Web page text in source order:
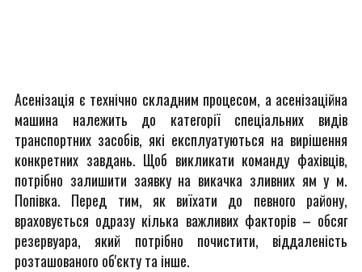
Асенізація є технічно складним процесом, а асенізаційна
машина належить до категорії спеціальних видів
транспортних засобів, які експлуатуються на вирішення
конкретних завдань. Щоб викликати команду фахівців,
потрібно залишити заявку на викачка зливних ям у м.
Попівка. Перед тим, як виїхати до певного району,
враховується одразу кілька важливих факторів – обсяг
резервуара, який потрібно почистити, віддаленість
розташованого об'єкту та інше.